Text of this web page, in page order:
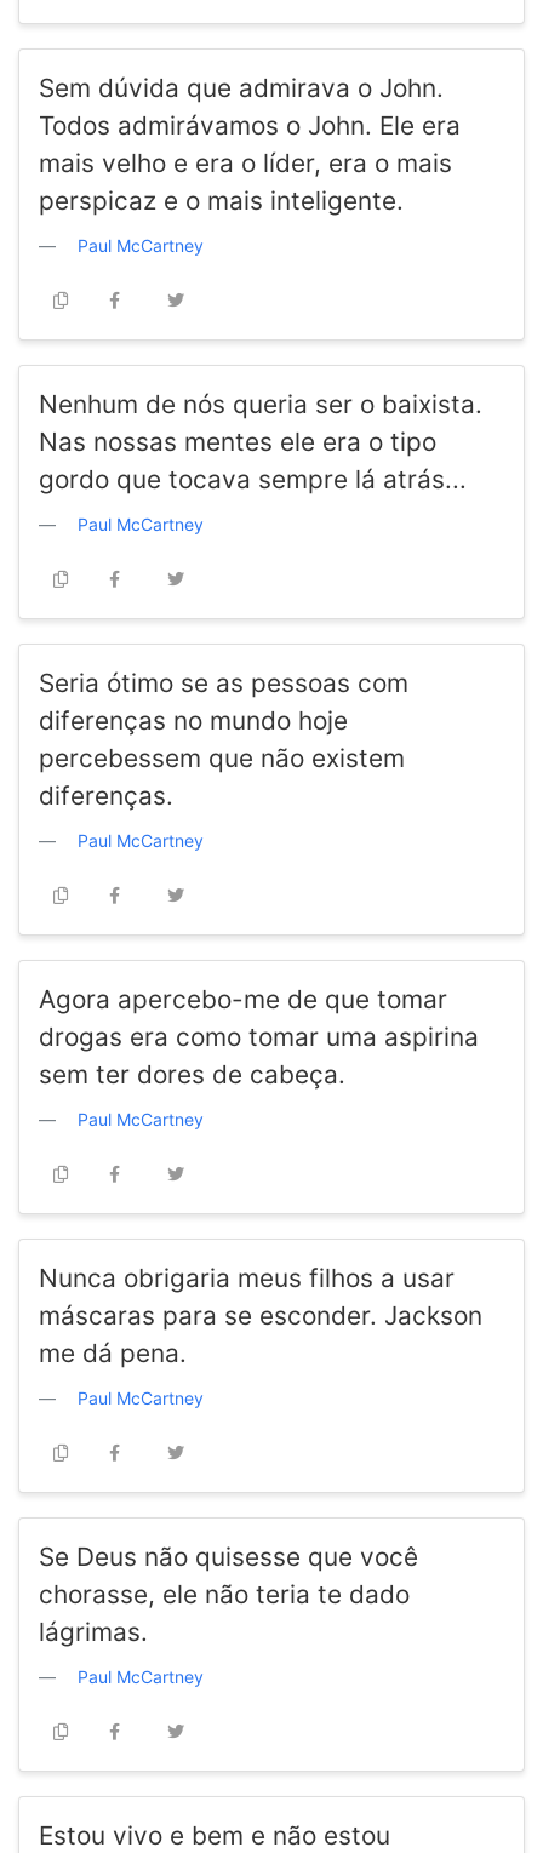
Sem dúvida que admirava o John.
Todos admirávamos o John. Ele era
mais velho e era o líder, era o mais
perspicaz e o mais inteligente.
Paul McCartney
Nenhum de nós queria ser o baixista.
Nas nossas mentes ele era o tipo
gordo que tocava sempre lá atrás...
Paul McCartney
Seria ótimo se as pessoas com
diferenças no mundo hoje
percebessem que não existem
diferenças.
Paul McCartney
Agora apercebo-me de que tomar
drogas era como tomar uma aspirina
sem ter dores de cabeça.
Paul McCartney
Nunca obrigaria meus filhos a usar
máscaras para se esconder. Jackson
me dá pena.
Paul McCartney
Se Deus não quisesse que você
chorasse, ele não teria te dado
lágrimas.
Paul McCartney
Estou vivo e bem e não estou